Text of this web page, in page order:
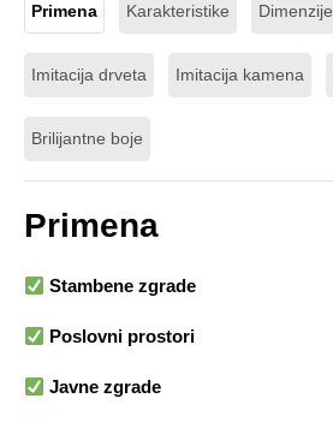
Primena Karakteristike Dimenzije
Imitacija drveta Imitacija kamena
Brilijantne boje
Primena
Stambene zgrade
Poslovni prostori
Javne zgrade